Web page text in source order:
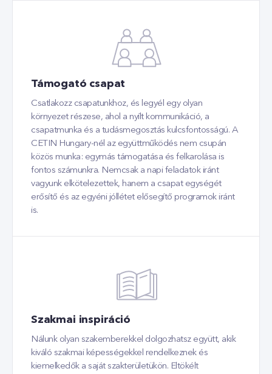
Támogató csapat
Csatlakozz csapatunkhoz, és legyél egy olyan
környezet részese, ahol a nyílt kommunikáció, a
csapatmunka és a tudásmegosztás kulcsfontosságú. A
CETIN Hungary-nél az együttműködés nem csupán
közös munka: egymás támogatása és felkarolása is
fontos számunkra. Nemcsak a napi feladatok iránt
vagyunk elkötelezettek, hanem a csapat egységét
erősítő és az egyéni jóllétet elősegítő programok iránt
is.
Szakmai inspiráció
Nálunk olyan szakemberekkel dolgozhatsz együtt, akik
kiváló szakmai képességekkel rendelkeznek és
kiemelkedők a saját szakterületükön. Eltökélt